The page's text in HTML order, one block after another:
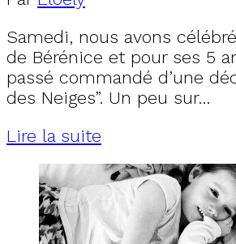
Samedi, nous avons
de Bérénice et pour ses 5
passé commandé d’une
des Neiges”. Un peu sur…
Lire la suite